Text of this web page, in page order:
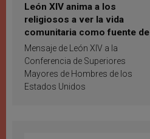
León XIV anima a los
religiosos a ver la vida
comunitaria como fuente de
inspiración y santificación
Mensaje de León XIV a la
Conferencia de Superiores
Mayores de Hombres de los
Estados Unidos